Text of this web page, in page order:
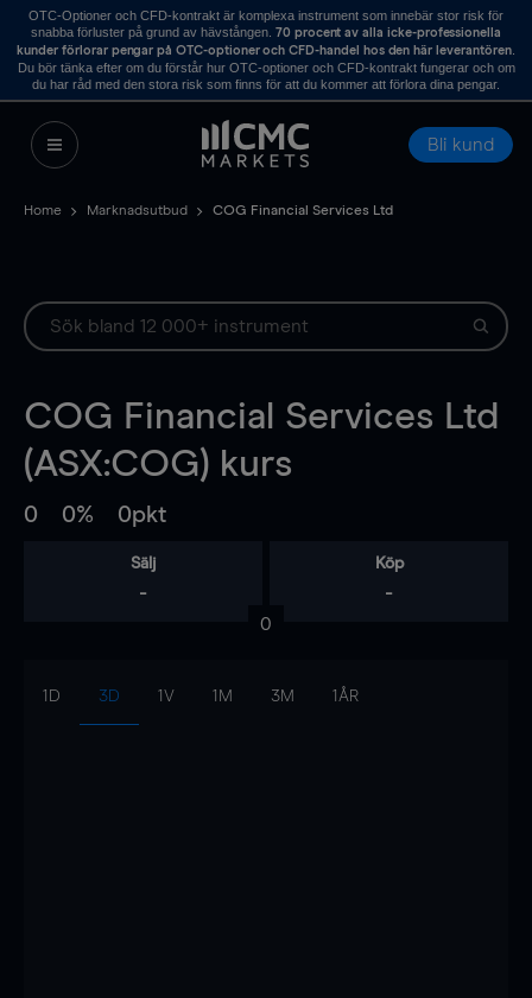
OTC-Optioner och CFD-kontrakt är komplexa instrument som innebär stor risk för
snabba förluster på grund av hävstången. 70 procent av alla icke-professionella
kunder förlorar pengar på OTC-optioner och CFD-handel hos den här leverantören.
Du bör tänka efter om du förstår hur OTC-optioner och CFD-kontrakt fungerar och om
du har råd med den stora risk som finns för att du kommer att förlora dina pengar.
Bli kund
Home Marknadsutbud COG Financial Services Ltd
COG Financial Services Ltd
(ASX:COG) kurs
0 0% 0pkt
Sälj
-
Köp
-
0
1D 3D 1V 1M 3M 1ÅR